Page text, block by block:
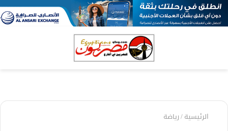
الرئيسية/رياضة